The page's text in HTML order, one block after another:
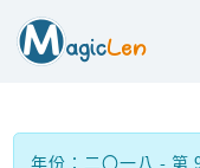
年份：二〇一八 - 第